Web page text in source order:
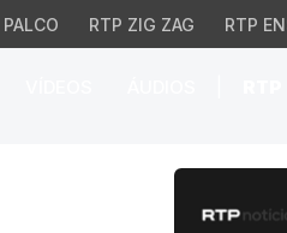
RTP ZIG ZAG RTP
líderes